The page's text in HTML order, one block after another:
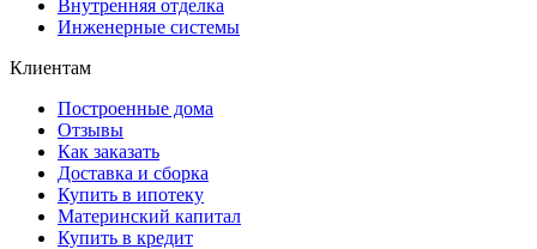
Внутренняя отделка
Инженерные системы
Клиентам
Построенные дома
Отзывы
Как заказать
Доставка и сборка
Купить в ипотеку
Материнский капитал
Купить в кредит